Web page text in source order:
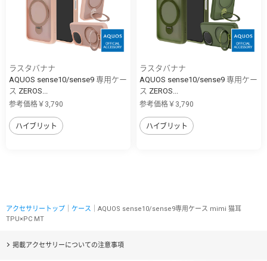
ラスタバナナ
AQUOS sense10/sense9 専用ケー
ス ZEROS...
参考価格￥3,790
ハイブリット
ラスタバナナ
AQUOS sense10/sense9 専用ケー
ス ZEROS...
参考価格￥3,790
ハイブリット
アクセサリートップ ケース ｜AQUOS sense10/sense9専用ケース mimi 猫耳
TPU×PC MT
掲載アクセサリーについての注意事項